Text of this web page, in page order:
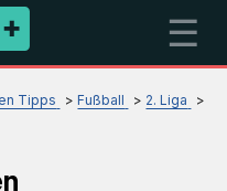
☰
Tipps Fußball
2. Liga